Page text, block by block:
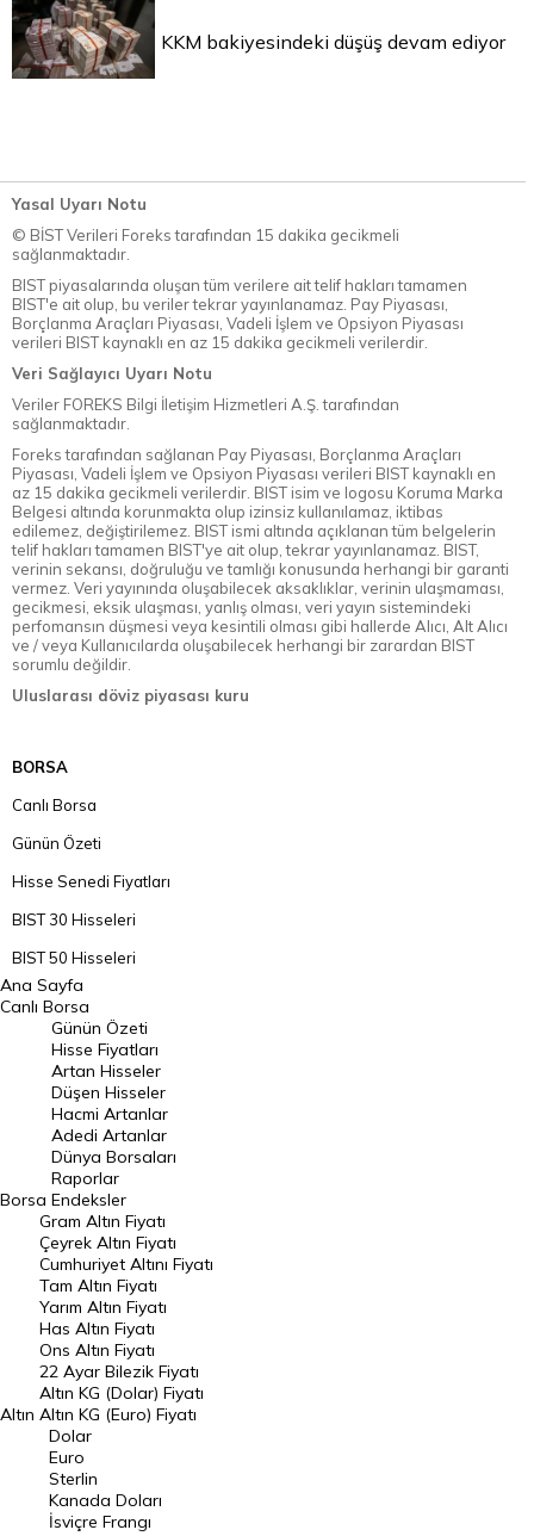
KKM bakiyesindeki düşüş devam ediyor
Yasal Uyarı Notu
© BİST Verileri Foreks tarafından 15 dakika gecikmeli
sağlanmaktadır.
BIST piyasalarında oluşan tüm verilere ait telif hakları tamamen
BIST'e ait olup, bu veriler tekrar yayınlanamaz. Pay Piyasası,
Borçlanma Araçları Piyasası, Vadeli İşlem ve Opsiyon Piyasası
verileri BIST kaynaklı en az 15 dakika gecikmeli verilerdir.
Veri Sağlayıcı Uyarı Notu
Veriler FOREKS Bilgi İletişim Hizmetleri A.Ş. tarafından
sağlanmaktadır.
Foreks tarafından sağlanan Pay Piyasası, Borçlanma Araçları
Piyasası, Vadeli İşlem ve Opsiyon Piyasası verileri BIST kaynaklı en
az 15 dakika gecikmeli verilerdir. BIST isim ve logosu Koruma Marka
Belgesi altında korunmakta olup izinsiz kullanılamaz, iktibas
edilemez, değiştirilemez. BIST ismi altında açıklanan tüm belgelerin
telif hakları tamamen BIST'ye ait olup, tekrar yayınlanamaz. BIST,
verinin sekansı, doğruluğu ve tamlığı konusunda herhangi bir garanti
vermez. Veri yayınında oluşabilecek aksaklıklar, verinin ulaşmaması,
gecikmesi, eksik ulaşması, yanlış olması, veri yayın sistemindeki
perfomansın düşmesi veya kesintili olması gibi hallerde Alıcı, Alt Alıcı
ve / veya Kullanıcılarda oluşabilecek herhangi bir zarardan BIST
sorumlu değildir.
Uluslarası döviz piyasası kuru
BORSA
Canlı Borsa
Günün Özeti
Hisse Senedi Fiyatları
BIST 30 Hisseleri
BIST 50 Hisseleri
BIST 100 Hisseleri
En Çok Artan Hisseler
En Çok Düşen Hisseler
Hacmi Artanlar
Geçmiş Kapanışlar
Dünya Borsaları
Raporlar
Endeksler
DÖVİZ
Döviz Kuru
Dolar Kuru
Euro Kuru
Pound Kuru
Frank Kuru
Ana Sayfa
Canlı Borsa
Borsa
Günün Özeti
Hisse Fiyatları
Artan Hisseler
Düşen Hisseler
Hacmi Artanlar
Adedi Artanlar
Dünya Borsaları
Raporlar
Endeksler
Altın
Gram Altın Fiyatı
Çeyrek Altın Fiyatı
Cumhuriyet Altını Fiyatı
Tam Altın Fiyatı
Yarım Altın Fiyatı
Has Altın Fiyatı
Ons Altın Fiyatı
22 Ayar Bilezik Fiyatı
Altın KG (Dolar) Fiyatı
Altın KG (Euro) Fiyatı
Dolar
Euro
Sterlin
Kanada Doları
İsviçre Frangı